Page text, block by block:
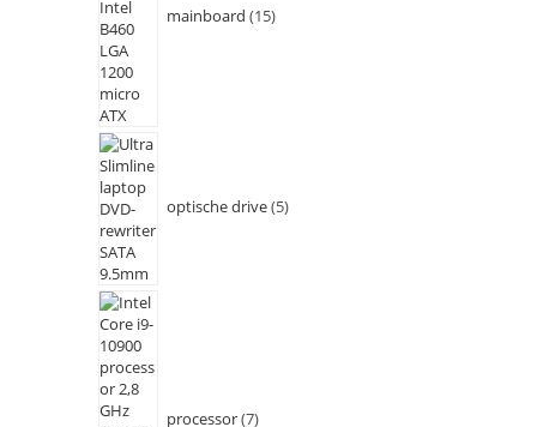
mainboard 15
optische drive 5
processor 7